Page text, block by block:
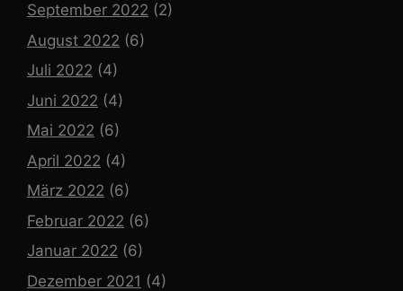
September 2022 (2)
August 2022 (6)
Juli 2022 (4)
Juni 2022 (4)
Mai 2022 (6)
April 2022 (4)
März 2022 (6)
Februar 2022 (6)
Januar 2022 (6)
Dezember 2021 (4)